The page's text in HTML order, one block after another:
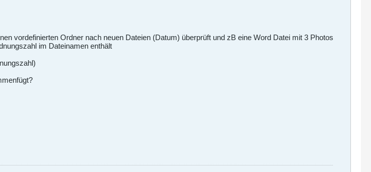
vordefinierten Ordner nach neuen Dateien (Datum) überprüft und zB eine Word Datei mit 3 Photos
im Dateinamen enthält